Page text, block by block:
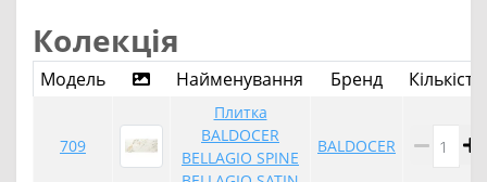
Колекція
Модель Найменування Бренд Кількість
709
Плитка
BALDOCER
BELLAGIO SPINE
BALDOCER